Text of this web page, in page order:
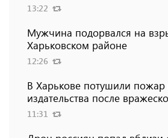
13:22
Мужчина подорвался на
Харьковском районе
12:26
В Харькове потушили пожар
издательства после
11:31